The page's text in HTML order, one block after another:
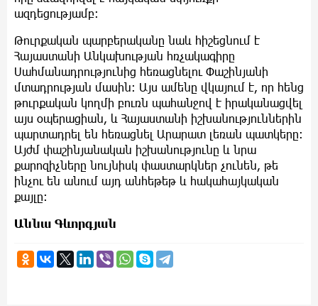
ազդեցությամբ։
Թուրքական պարբերականը նաև հիշեցնում է
Հայաստանի Անկախության հռչակագիրը
Սահմանադրությունից հեռացնելու Փաշինյանի
մտադրության մասին։ Այս ամենը վկայում է, որ հենց
թուրքական կողմի բուռն պահանջով է իրականացվել
այս օպերացիան, և Հայաստանի իշխանություններին
պարտադրել են հեռացնել Արարատ լեռան պատկերը։
Այժմ փաշինյանական իշխանությունը և նրա
քարոզիչները նույնիսկ փաստարկներ չունեն, թե
ինչու են անում այդ անհեթեթ և հակահայկական
քայլը։
Աննա Գևորգյան